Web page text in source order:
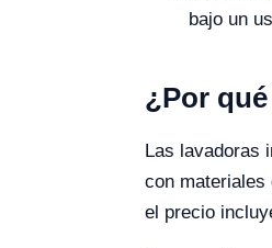
bajo un
¿Por
Las lavadoras
con materiales
el precio